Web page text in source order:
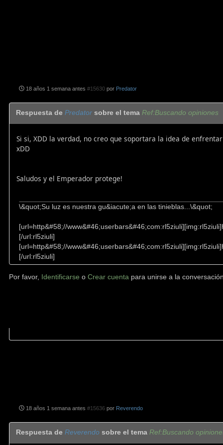
18 años 1 semana antes #15630 por Predator
Respuesta de Predator sobre el tema Ref:Buscando opiniones
Si si, XDD la verdad, no creo que soportara la idea de
xDD
Saludos y el Emperador protege!
\&quot;Su luz es nuestra gu&iacute;a en las tinieblas...\&quot;
[url=http&#58;//
[/url:rl5ziuli]
[url=http&#58;//
[/url:rl5ziuli]
Por favor, Identificarse o Crear cuenta para unirse a la
18 años 1 semana antes #15636 por Reverendo
Respuesta de Reverendo sobre el tema Ref:Buscando